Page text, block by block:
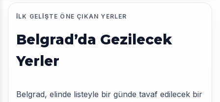
İLK GELIŞTE ÖNE ÇIKAN YERLER
Belgrad’da Gezilecek
Yerler
Belgrad, elinde listeyle bir günde tavaf edilecek bir